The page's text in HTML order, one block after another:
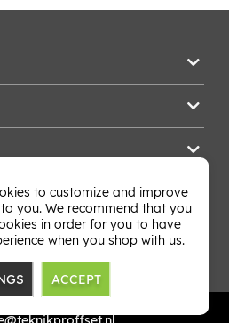
to customize and improve
you. We recommend that you
in order for you to have
when you shop with us.
ACCEPT